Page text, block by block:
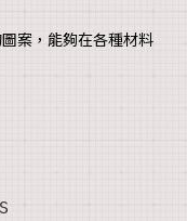
案，能夠在各種材料